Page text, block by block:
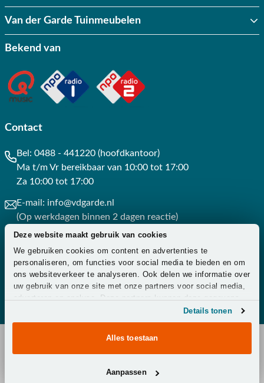
Deze website maakt gebruik van cookies
We gebruiken cookies om content en advertenties te
personaliseren, om functies voor social media te bieden en om
ons websiteverkeer te analyseren. Ook delen we informatie over
uw gebruik van onze site met onze partners voor social media,
adverteren en analyse. Deze partners kunnen deze gegevens
combineren met andere informatie die u aan ze heeft verstrekt
of die ze hebben verzameld op basis van uw gebruik van hun
Details tonen
Alles toestaan
Aanpassen
Van der Garde Tuinmeubelen
Bekend van
Contact
Bel: 0488 - 441220 (hoofdkantoor)
Ma t/m Vr bereikbaar van 10:00 tot 17:00
Za 10:00 tot 17:00
E-mail: info@vdgarde.nl
(Op werkdagen binnen 2 dagen reactie)
Whatsapp: 0488441220
(Op werkdagen binnen 3 uur reactie)
Contact
Copyright © 2026 - Van der Garde Tuinmeubelen -